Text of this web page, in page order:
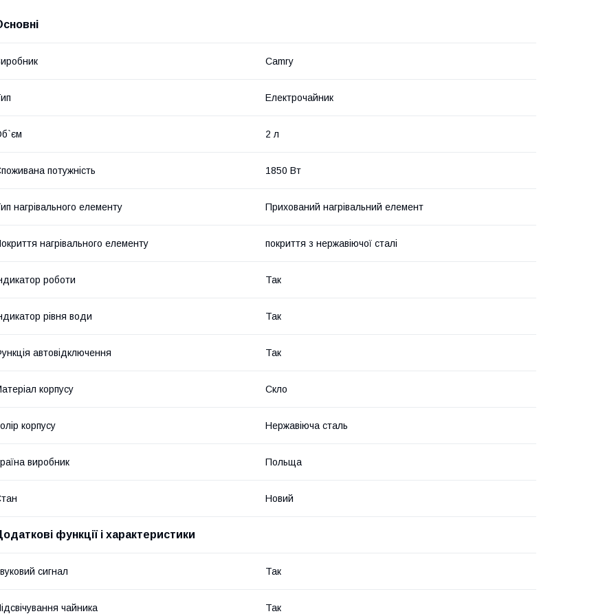
Camry
Електрочайник
2 л
потужність 1850 Вт
нагрівального елементу Прихований нагрівальний елемент
нагрівального елементу покриття з нержавіючої сталі
роботи Так
рівня води Так
автовідключення Так
корпусу Скло
корпусу Нержавіюча сталь
виробник Польща
Новий
функції і характеристики
сигнал Так
чайника Так